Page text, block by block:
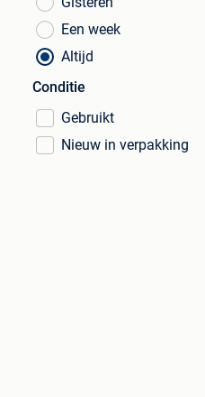
Een week
Altijd
Conditie
Gebruikt
Nieuw in verpakking